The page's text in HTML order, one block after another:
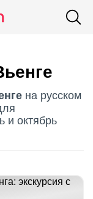
на русском
и октябрь